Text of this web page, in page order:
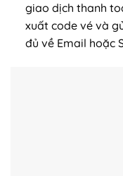
giao dịch thanh
xuất code vé và
đủ về Email hoặc